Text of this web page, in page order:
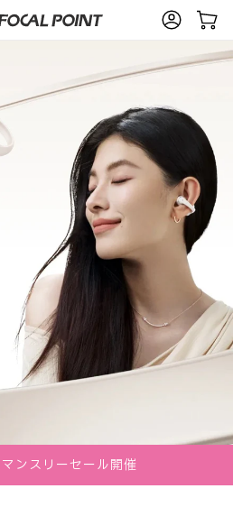
ンスリーセール開催